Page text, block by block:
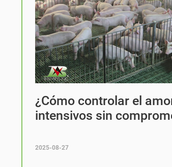
¿Cómo controlar el
intensivos sin
2025-08-27